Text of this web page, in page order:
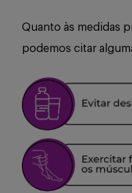
Quanto às medidas
podemos citar